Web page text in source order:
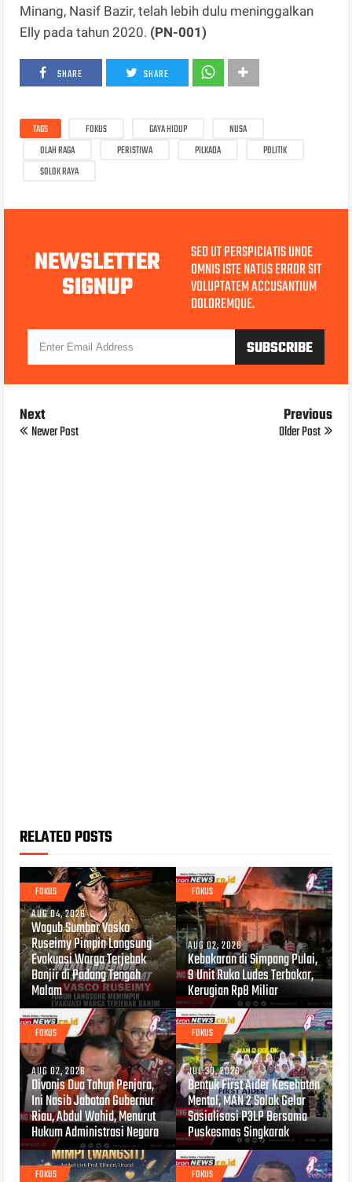
Minang, Nasif Bazir, telah lebih dulu meninggalkan
Elly pada tahun 2020. (PN-001)
SHARE SHARE
TAGS FOKUS GAYA HIDUP
NUSA
OLAH RAGA
PERISTIWA PILKADA
POLITIK
SOLOK RAYA
NEWSLETTER
SIGNUP
SED UT PERSPICIATIS UNDE
OMNIS ISTE NATUS ERROR SIT
VOLUPTATEM ACCUSANTIUM
DOLOREMQUE.
Next
Newer Post
Previous
Older Post
RELATED POSTS
FOKUS
AUG 04, 2026
Wagub Sumbar Vasko
Ruseimy Pimpin Langsung
Evakuasi Warga Terjebak
Banjir di Padang Tengah
Malam
FOKUS
AUG 02, 2026
Kebakaran di Simpang Pulai,
9 Unit Ruko Ludes Terbakar,
Kerugian Rp8 Miliar
FOKUS
AUG 02, 2026
Divonis Dua Tahun Penjara,
Ini Nasib Jabatan Gubernur
Riau, Abdul Wahid, Menurut
Hukum Administrasi Negara
FOKUS
JUL 30, 2026
Bentuk First Aider Kesehatan
Mental, MAN 2 Solok Gelar
Sosialisasi P3LP Bersama
Puskesmas Singkarak
FOKUS FOKUS